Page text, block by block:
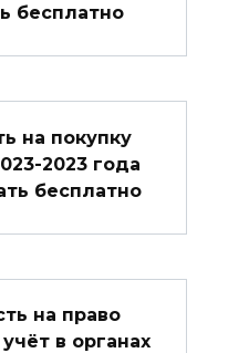
бесплатно
на покупку
2023 года
бесплатно
на право
в органах